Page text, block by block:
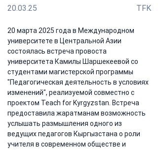
20.03.25 TFK
20 марта 2025 года в Международном
университете в Центральной Азии
состоялась встреча провоста
университета Камилы Шаршекеевой со
студентами магистерской программы
"Педагогическая деятельность в условиях
изменений", реализуемой совместно с
проектом Teach for Kyrgyzstan. Встреча
предоставила жаратманам возможность
услышать размышления одного из
ведущих педагогов Кыргызстана о роли
учителя в современном обществе и